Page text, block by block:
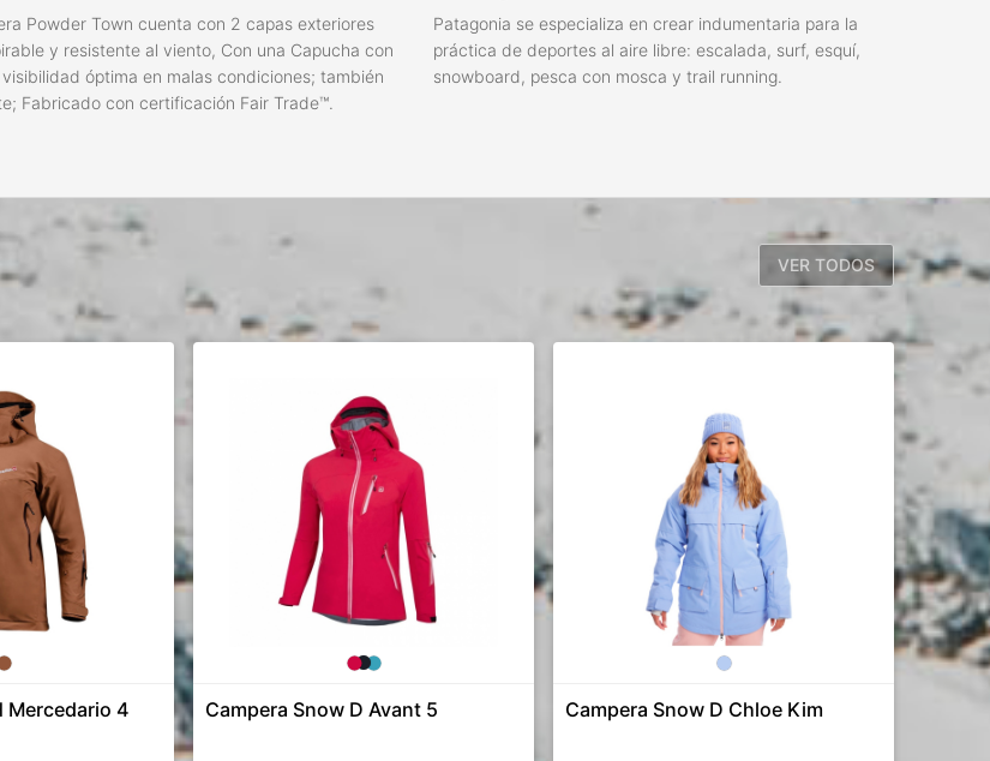
Powder Town cuenta con 2 capas exteriores
y resistente al viento, Con una Capucha con
óptima en malas condiciones; también
Fabricado con certificación Fair Trade™.
Patagonia se especializa en crear indumentaria para la
práctica de deportes al aire libre: escalada, surf, esquí,
snowboard, pesca con mosca y trail running.
VER TODOS
Mercedario 4 Campera Snow D Avant 5 Campera Snow D Chloe Kim